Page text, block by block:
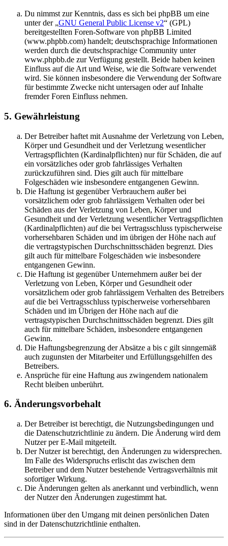
Du nimmst zur Kenntnis, dass es sich bei phpBB um eine
unter der „GNU General Public License v2“ (GPL)
bereitgestellten Foren-Software von phpBB Limited
(www.phpbb.com) handelt; deutschsprachige Informationen
werden durch die deutschsprachige Community unter
www.phpbb.de zur Verfügung gestellt. Beide haben keinen
Einfluss auf die Art und Weise, wie die Software verwendet
wird. Sie können insbesondere die Verwendung der Software
für bestimmte Zwecke nicht untersagen oder auf Inhalte
fremder Foren Einfluss nehmen.
5. Gewährleistung
Der Betreiber haftet mit Ausnahme der Verletzung von Leben,
Körper und Gesundheit und der Verletzung wesentlicher
Vertragspflichten (Kardinalpflichten) nur für Schäden, die auf
ein vorsätzliches oder grob fahrlässiges Verhalten
zurückzuführen sind. Dies gilt auch für mittelbare
Folgeschäden wie insbesondere entgangenen Gewinn.
Die Haftung ist gegenüber Verbrauchern außer bei
vorsätzlichem oder grob fahrlässigem Verhalten oder bei
Schäden aus der Verletzung von Leben, Körper und
Gesundheit und der Verletzung wesentlicher Vertragspflichten
(Kardinalpflichten) auf die bei Vertragsschluss typischerweise
vorhersehbaren Schäden und im übrigen der Höhe nach auf
die vertragstypischen Durchschnittsschäden begrenzt. Dies
gilt auch für mittelbare Folgeschäden wie insbesondere
entgangenen Gewinn.
Die Haftung ist gegenüber Unternehmern außer bei der
Verletzung von Leben, Körper und Gesundheit oder
vorsätzlichem oder grob fahrlässigem Verhalten des Betreibers
auf die bei Vertragsschluss typischerweise vorhersehbaren
Schäden und im Übrigen der Höhe nach auf die
vertragstypischen Durchschnittsschäden begrenzt. Dies gilt
auch für mittelbare Schäden, insbesondere entgangenen
Gewinn.
Die Haftungsbegrenzung der Absätze a bis c gilt sinngemäß
auch zugunsten der Mitarbeiter und Erfüllungsgehilfen des
Betreibers.
Ansprüche für eine Haftung aus zwingendem nationalem
Recht bleiben unberührt.
6. Änderungsvorbehalt
Der Betreiber ist berechtigt, die Nutzungsbedingungen und
die Datenschutzrichtlinie zu ändern. Die Änderung wird dem
Nutzer per E-Mail mitgeteilt.
Der Nutzer ist berechtigt, den Änderungen zu widersprechen.
Im Falle des Widerspruchs erlischt das zwischen dem
Betreiber und dem Nutzer bestehende Vertragsverhältnis mit
sofortiger Wirkung.
Die Änderungen gelten als anerkannt und verbindlich, wenn
der Nutzer den Änderungen zugestimmt hat.
Informationen über den Umgang mit deinen persönlichen Daten
sind in der Datenschutzrichtlinie enthalten.